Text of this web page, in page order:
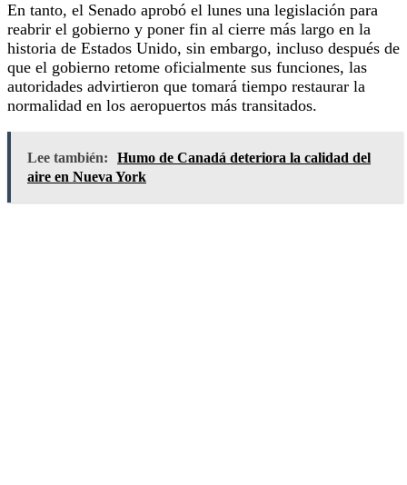
En tanto, el Senado aprobó el lunes una legislación para
reabrir el gobierno y poner fin al cierre más largo en la
historia de Estados Unido, sin embargo, incluso después de
que el gobierno retome oficialmente sus funciones, las
autoridades advirtieron que tomará tiempo restaurar la
normalidad en los aeropuertos más transitados.
Lee también:
Humo de Canadá deteriora la calidad del
aire en Nueva York